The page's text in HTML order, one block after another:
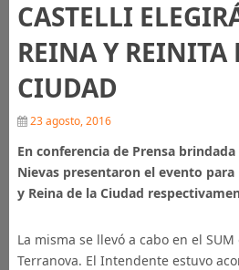
CASTELLI
REINA Y REINITA
CIUDAD
23 agosto, 2016
En conferencia de Prensa
Nievas presentaron el evento para
y Reina de la Ciudad
La misma se llevó a cabo en el
Terranova. El Intendente estuvo